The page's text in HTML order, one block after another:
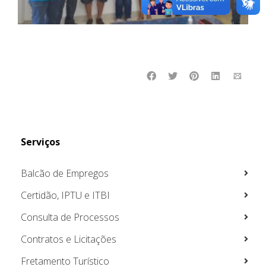
Serviços
Balcão de Empregos
Certidão, IPTU e ITBI
Consulta de Processos
Contratos e Licitações
Fretamento Turístico